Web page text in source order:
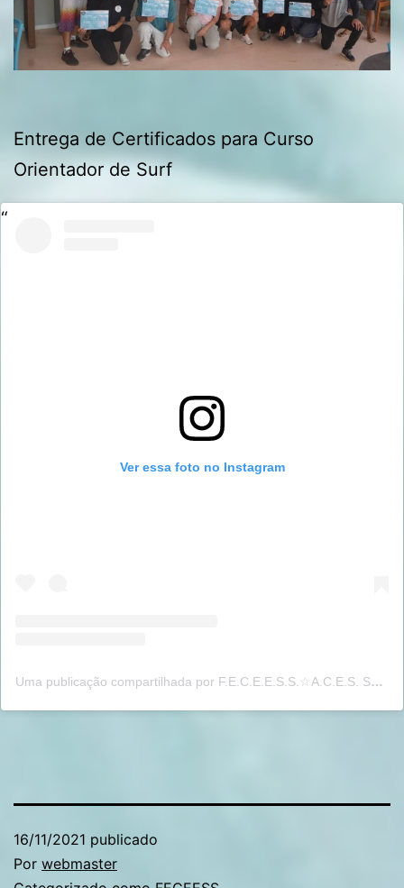
Entrega de Certificados para Curso
Orientador de Surf
Ver essa foto no Instagram
Uma publicação compartilhada por F.E.C.E.E.S.S.☆A.C.E.S. SC (@feceessoficial)
16/11/2021 publicado
Por webmaster